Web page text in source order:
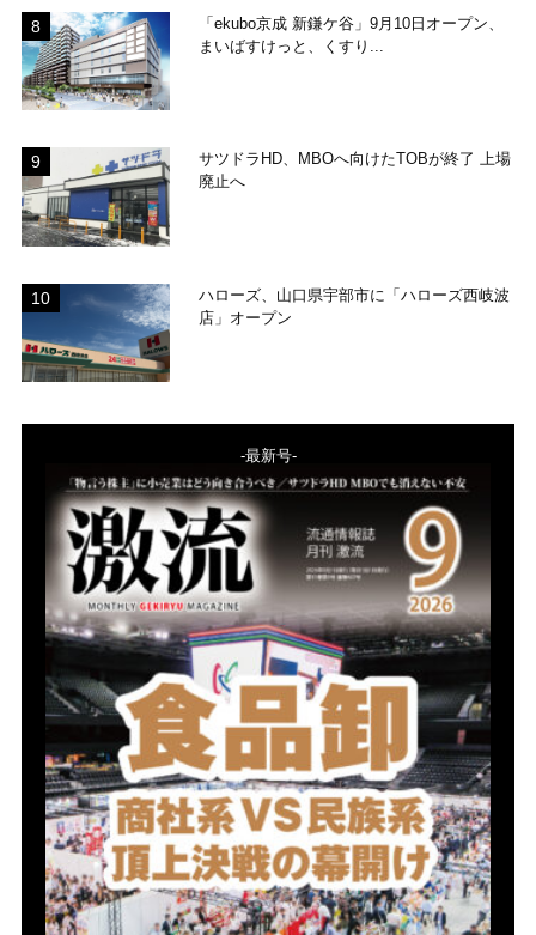
「ekubo京成 新鎌ケ谷」9月10日オープン、
まいばすけっと、くすり...
サツドラHD、MBOへ向けたTOBが終了 上場
廃止へ
ハローズ、山口県宇部市に「ハローズ西岐波
店」オープン
-最新号-